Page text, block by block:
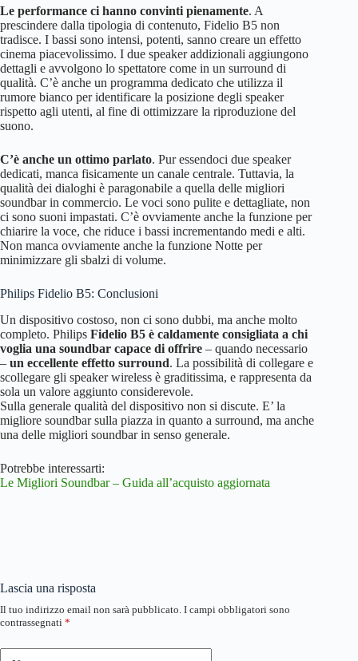
Le performance ci hanno convinti pienamente. A
prescindere dalla tipologia di contenuto, Fidelio B5 non
tradisce. I bassi sono intensi, potenti, sanno creare un effetto
cinema piacevolissimo. I due speaker addizionali aggiungono
dettagli e avvolgono lo spettatore come in un surround di
qualità. C’è anche un programma dedicato che utilizza il
rumore bianco per identificare la posizione degli speaker
rispetto agli utenti, al fine di ottimizzare la riproduzione del
suono.
C’è anche un ottimo parlato. Pur essendoci due speaker
dedicati, manca fisicamente un canale centrale. Tuttavia, la
qualità dei dialoghi è paragonabile a quella delle migliori
soundbar in commercio. Le voci sono pulite e dettagliate, non
ci sono suoni impastati. C’è ovviamente anche la funzione per
chiarire la voce, che riduce i bassi incrementando medi e alti.
Non manca ovviamente anche la funzione Notte per
minimizzare gli sbalzi di volume.
Philips Fidelio B5: Conclusioni
Un dispositivo costoso, non ci sono dubbi, ma anche molto
completo. Philips Fidelio B5 è caldamente consigliata a chi
voglia una soundbar capace di offrire – quando necessario
– un eccellente effetto surround. La possibilità di collegare e
scollegare gli speaker wireless è graditissima, e rappresenta da
sola un valore aggiunto considerevole.
Sulla generale qualità del dispositivo non si discute. E’ la
migliore soundbar sulla piazza in quanto a surround, ma anche
una delle migliori soundbar in senso generale.
Potrebbe interessarti:
Le Migliori Soundbar – Guida all’acquisto aggiornata
Lascia una risposta
Il tuo indirizzo email non sarà pubblicato. I campi obbligatori sono
contrassegnati *